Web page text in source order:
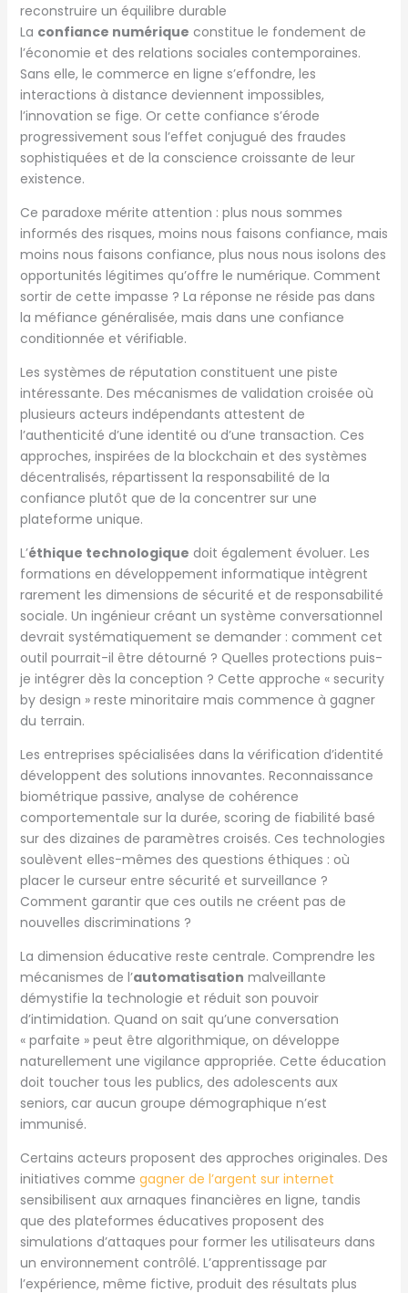
reconstruire un équilibre durable
La confiance numérique constitue le fondement de
l’économie et des relations sociales contemporaines.
Sans elle, le commerce en ligne s’effondre, les
interactions à distance deviennent impossibles,
l’innovation se fige. Or cette confiance s’érode
progressivement sous l’effet conjugué des fraudes
sophistiquées et de la conscience croissante de leur
existence.
Ce paradoxe mérite attention : plus nous sommes
informés des risques, moins nous faisons confiance, mais
moins nous faisons confiance, plus nous nous isolons des
opportunités légitimes qu’offre le numérique. Comment
sortir de cette impasse ? La réponse ne réside pas dans
la méfiance généralisée, mais dans une confiance
conditionnée et vérifiable.
Les systèmes de réputation constituent une piste
intéressante. Des mécanismes de validation croisée où
plusieurs acteurs indépendants attestent de
l’authenticité d’une identité ou d’une transaction. Ces
approches, inspirées de la blockchain et des systèmes
décentralisés, répartissent la responsabilité de la
confiance plutôt que de la concentrer sur une
plateforme unique.
L’éthique technologique doit également évoluer. Les
formations en développement informatique intègrent
rarement les dimensions de sécurité et de responsabilité
sociale. Un ingénieur créant un système conversationnel
devrait systématiquement se demander : comment cet
outil pourrait-il être détourné ? Quelles protections puis-
je intégrer dès la conception ? Cette approche « security
by design » reste minoritaire mais commence à gagner
du terrain.
Les entreprises spécialisées dans la vérification d’identité
développent des solutions innovantes. Reconnaissance
biométrique passive, analyse de cohérence
comportementale sur la durée, scoring de fiabilité basé
sur des dizaines de paramètres croisés. Ces technologies
soulèvent elles-mêmes des questions éthiques : où
placer le curseur entre sécurité et surveillance ?
Comment garantir que ces outils ne créent pas de
nouvelles discriminations ?
La dimension éducative reste centrale. Comprendre les
mécanismes de l’automatisation malveillante
démystifie la technologie et réduit son pouvoir
d’intimidation. Quand on sait qu’une conversation
« parfaite » peut être algorithmique, on développe
naturellement une vigilance appropriée. Cette éducation
doit toucher tous les publics, des adolescents aux
seniors, car aucun groupe démographique n’est
immunisé.
Certains acteurs proposent des approches originales. Des
initiatives comme gagner de l’argent sur internet
sensibilisent aux arnaques financières en ligne, tandis
que des plateformes éducatives proposent des
simulations d’attaques pour former les utilisateurs dans
un environnement contrôlé. L’apprentissage par
l’expérience, même fictive, produit des résultats plus